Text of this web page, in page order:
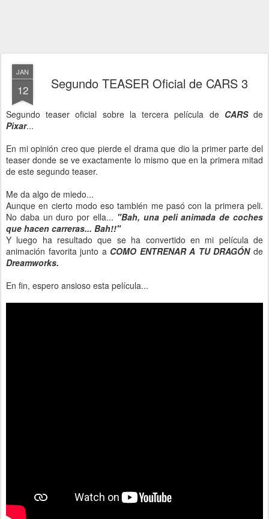
JAN
12 Segundo TEASER Oficial de CARS 3
Segundo teaser oficial sobre la tercera película de CARSde
Pixar...
En mi opinión creo que pierde el drama que dio la primer parte del
teaser donde se ve exactamente lo mismo que en la primera mitad
de este segundo teaser.
Me da algo de miedo...
Aunque en cierto modo eso también me pasó con la primera peli.
No daba un duro por ella... "Bah, una peli animada de coches
que hacen carreras... Bah!!"
Y luego ha resultado que se ha convertido en mi película de
animación favorita junto a COMO ENTRENAR A TU DRAGÓNde
Dreamworks.
En fin, espero ansioso esta película...